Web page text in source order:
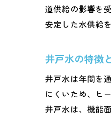
道供給の影響を
安定した水供給
井戸水の特徴
井戸水は年間を
にくいため、ヒ
井戸水は、機能